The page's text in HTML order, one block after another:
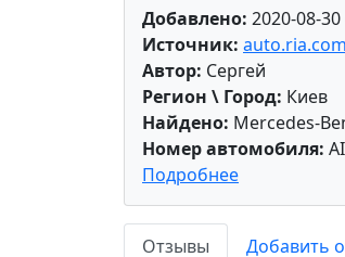
Добавлено: 2020-08-
Источник: auto.ria.com
Автор: Сергей
Регион \ Город: Киев
Найдено: Mercedes-
Номер автомобиля:
Подробнее
Отзывы
Добавить